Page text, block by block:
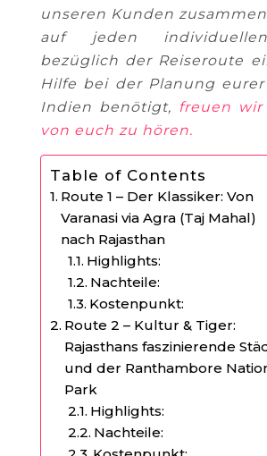
unseren Kunden
auf jeden
bezüglich der Reiseroute
Hilfe bei der Planung eurer
Indien benötigt, freuen wir
von euch zu hören.
Table of Contents
Route 1 – Der Klassiker: Von
Varanasi via Agra (Taj Mahal)
nach Rajasthan
Highlights:
Nachteile:
Kostenpunkt:
Route 2 – Kultur & Tiger:
Rajasthans faszinierende
und der Ranthambore
Park
Highlights:
Nachteile: